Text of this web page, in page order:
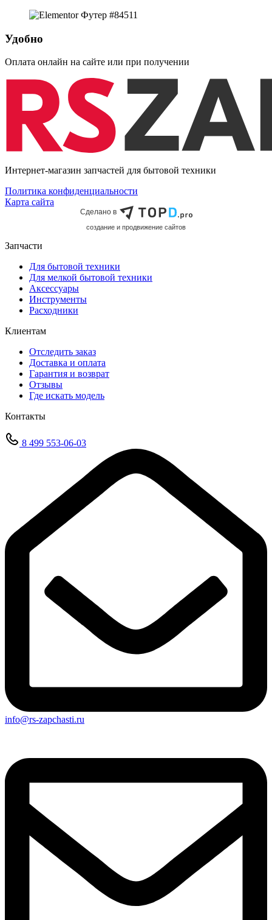
Удобно
Оплата онлайн на сайте или при получении
Интернет-магазин запчастей для бытовой техники
Политика конфиденциальности
Карта сайта
Сделано в
cоздание и продвижение сайтов
Запчасти
Для бытовой техники
Для мелкой бытовой техники
Аксессуары
Инструменты
Расходники
Клиентам
Отследить заказ
Доставка и оплата
Гарантия и возврат
Отзывы
Где искать модель
Контакты
8 499 553-06-03
info@rs-zapchasti.ru